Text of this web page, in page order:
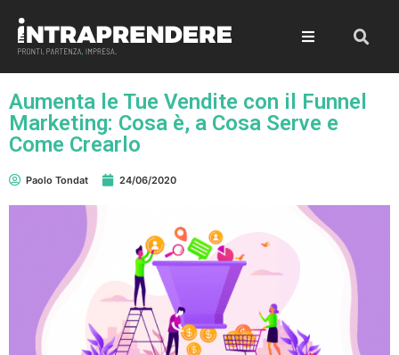
Aumenta le Tue Vendite con il Funnel
Marketing: Cosa è, a Cosa Serve e
Come Crearlo
Paolo Tondat 24/06/2020